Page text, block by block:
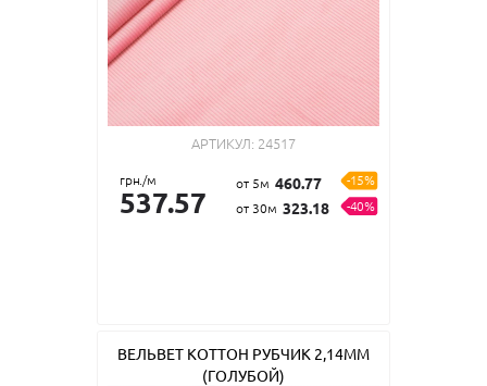
АРТИКУЛ: 24517
грн./м
537.57
от 5м 460.77
-15%
от 30м 323.18 -40%
ВЕЛЬВЕТ КОТТОН РУБЧИК 2,14ММ
(ГОЛУБОЙ)